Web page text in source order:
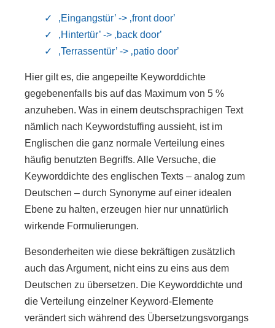
‚Eingangstür’ -> ‚frontdoor’
‚Hintertür’ -> ‚backdoor’
‚Terrassentür’ -> ‚patiodoor’
Hier gilt es, die angepeilte Keyworddichte
gegebenenfalls bis auf das Maximum von 5 %
anzuheben. Was in einem deutschsprachigen Text
nämlich nach Keywordstuffing aussieht, ist im
Englischen die ganz normale Verteilung eines
häufig benutzten Begriffs. Alle Versuche, die
Keyworddichte des englischen Texts – analog zum
Deutschen – durch Synonyme auf einer idealen
Ebene zu halten, erzeugen hier nur unnatürlich
wirkende Formulierungen.
Besonderheiten wie diese bekräftigen zusätzlich
auch das Argument, nicht eins zu eins aus dem
Deutschen zu übersetzen. Die Keyworddichte und
die Verteilung einzelner Keyword-Elemente
verändert sich während des Übersetzungsvorgangs